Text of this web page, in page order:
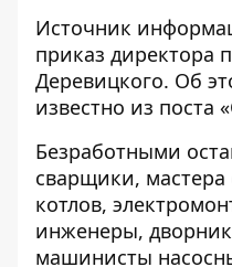
Источник
приказ директора
Деревицкого. Об
известно из поста
Безработными
сварщики,
котлов,
инженеры,
машинисты